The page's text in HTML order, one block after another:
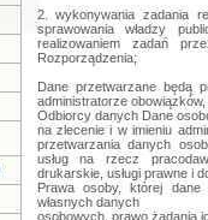
2. wykonywania zadania
sprawowania władzy
realizowaniem zadań
Rozporządzenia;
Dane przetwarzane będą
administratorze
Odbiorcy danych Dane
na zlecenie i w imieniu
przetwarzania danych
usług na rzecz
drukarskie, usługi prawne i
Prawa osoby, której dane
własnych danych
osobowych, prawo żądania